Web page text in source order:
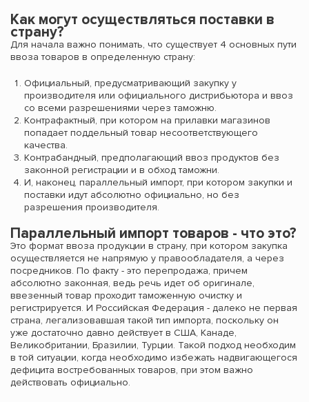
Как могут осуществляться поставки в
страну?
Для начала важно понимать, что существует 4 основных пути
ввоза товаров в определенную страну:
Официальный, предусматривающий закупку у
производителя или официального дистрибьютора и ввоз
со всеми разрешениями через таможню.
Контрафактный, при котором на прилавки магазинов
попадает поддельный товар несоответствующего
качества.
Контрабандный, предполагающий ввоз продуктов без
законной регистрации и в обход таможни.
И, наконец, параллельный импорт, при котором закупки и
поставки идут абсолютно официально, но без
разрешения производителя.
Параллельный импорт товаров - что это?
Это формат ввоза продукции в страну, при котором закупка
осуществляется не напрямую у правообладателя, а через
посредников. По факту - это перепродажа, причем
абсолютно законная, ведь речь идет об оригинале,
ввезенный товар проходит таможенную очистку и
регистрируется. И Российская Федерация - далеко не первая
страна, легализовавшая такой тип импорта, поскольку он
уже достаточно давно действует в США, Канаде,
Великобритании, Бразилии, Турции. Такой подход необходим
в той ситуации, когда необходимо избежать надвигающегося
дефицита востребованных товаров, при этом важно
действовать официально.